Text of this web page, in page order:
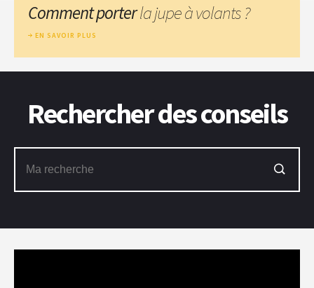
Comment porterla jupe à volants ?
EN SAVOIR PLUS
Rechercher des conseils